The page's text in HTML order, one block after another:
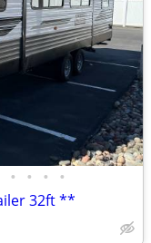
• • • •
32ft **